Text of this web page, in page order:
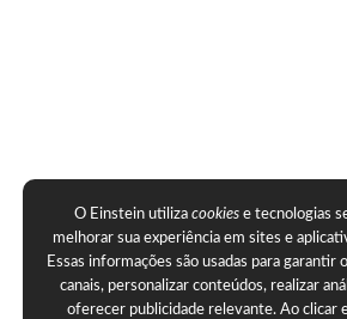
O Einstein utilizacookies e tecnologias
melhorar sua experiência em sites e
Essas informações são usadas para garantir
canais, personalizar conteúdos, realizar
oferecer publicidade relevante. Ao clicar